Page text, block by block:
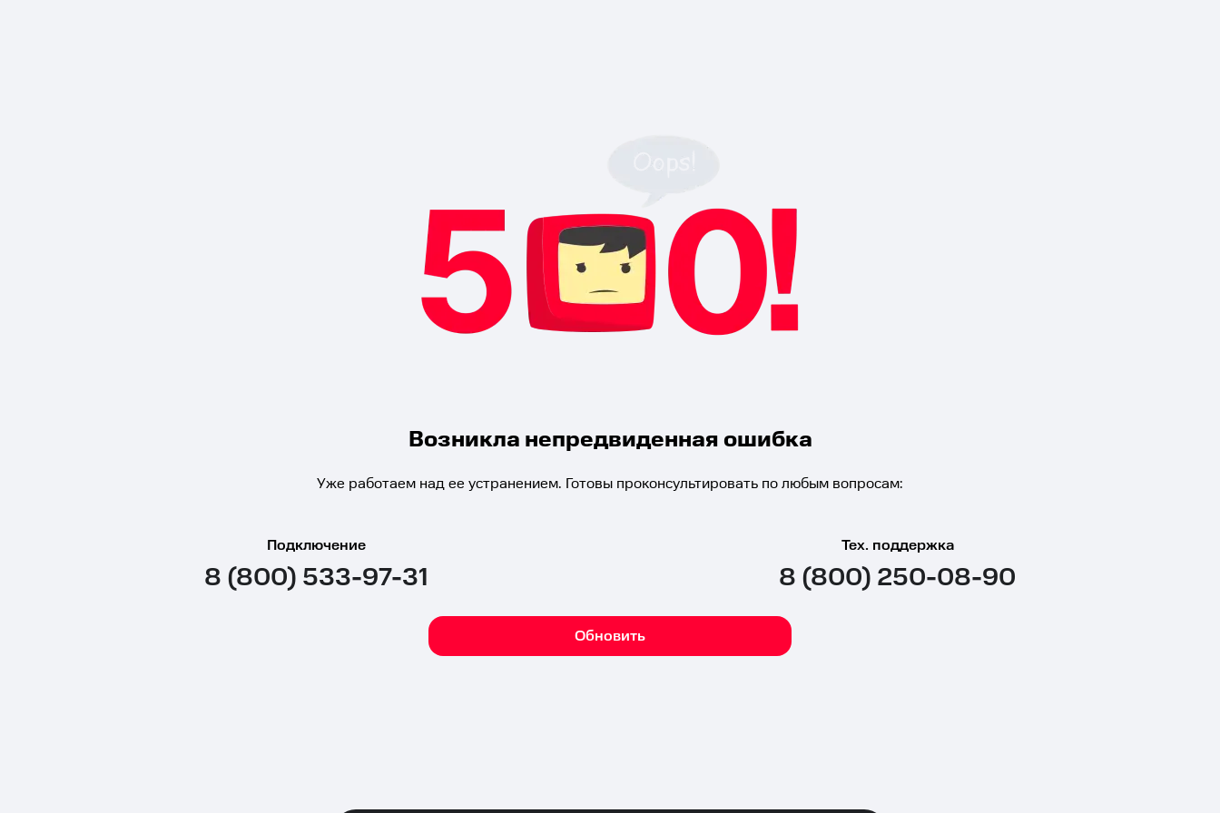
Возникла непредвиденная ошибка
Уже работаем над ее устранением. Готовы проконсультировать по любым вопросам:
Подключение
8 (800) 533-97-31
Тех. поддержка
8 (800) 250-08-90
Обновить